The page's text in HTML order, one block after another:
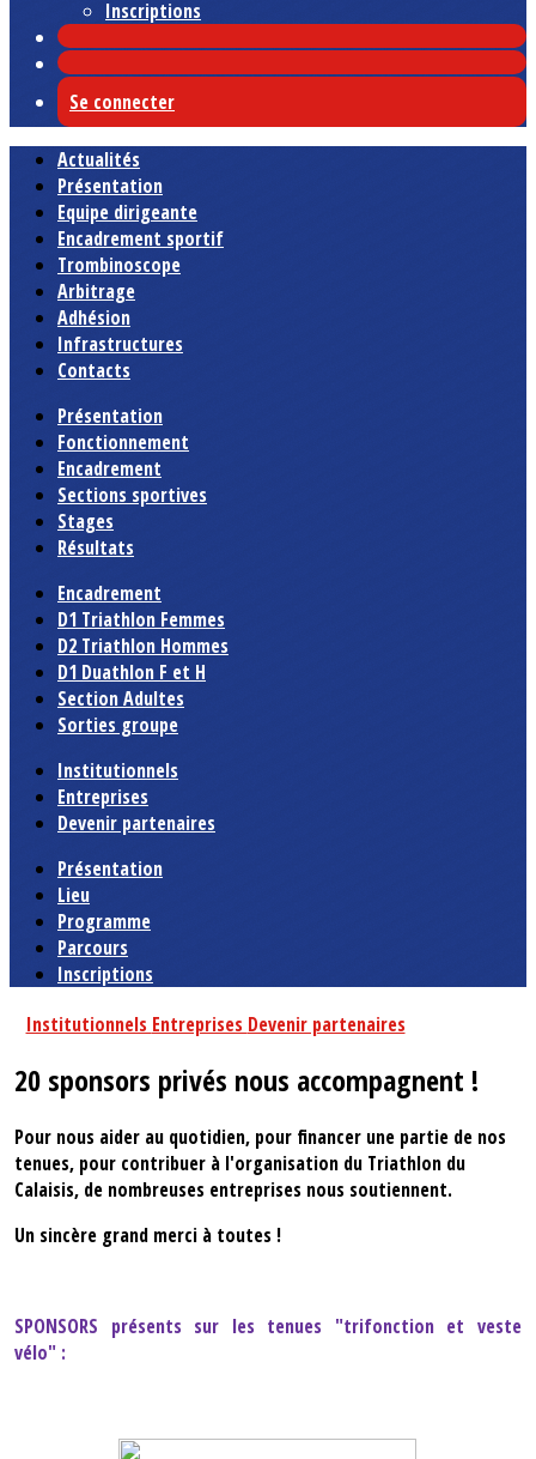
Inscriptions
Se connecter
Actualités
Présentation
Equipe dirigeante
Encadrement sportif
Trombinoscope
Arbitrage
Adhésion
Infrastructures
Contacts
Présentation
Fonctionnement
Encadrement
Sections sportives
Stages
Résultats
Encadrement
D1 Triathlon Femmes
D2 Triathlon Hommes
D1 Duathlon F et H
Section Adultes
Sorties groupe
Institutionnels
Entreprises
Devenir partenaires
Présentation
Lieu
Programme
Parcours
Inscriptions
Institutionnels Entreprises Devenir partenaires
20 sponsors privés nous accompagnent !
Pour nous aider au quotidien, pour financer une partie de nos
tenues, pour contribuer à l'organisation du Triathlon du
Calaisis, de nombreuses entreprises nous soutiennent.
Un sincère grand merci à toutes !
SPONSORS présents sur les tenues "trifonction et veste
vélo" :